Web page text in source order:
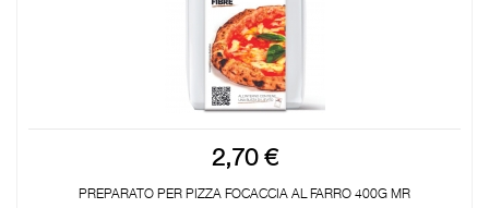
2,70 €
PREPARATO PER PIZZA FOCACCIA AL FARRO 400G MR